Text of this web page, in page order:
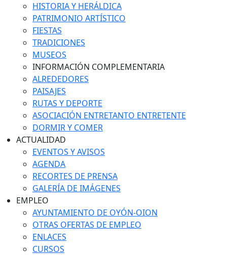
HISTORIA Y HERÁLDICA
PATRIMONIO ARTÍSTICO
FIESTAS
TRADICIONES
MUSEOS
INFORMACIÓN COMPLEMENTARIA
ALREDEDORES
PAISAJES
RUTAS Y DEPORTE
ASOCIACIÓN ENTRETANTO ENTRETENTE
DORMIR Y COMER
ACTUALIDAD
EVENTOS Y AVISOS
AGENDA
RECORTES DE PRENSA
GALERÍA DE IMÁGENES
EMPLEO
AYUNTAMIENTO DE OYÓN-OION
OTRAS OFERTAS DE EMPLEO
ENLACES
CURSOS